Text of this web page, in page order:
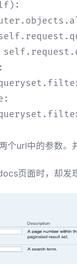
个url中的参数。
页面时，却发